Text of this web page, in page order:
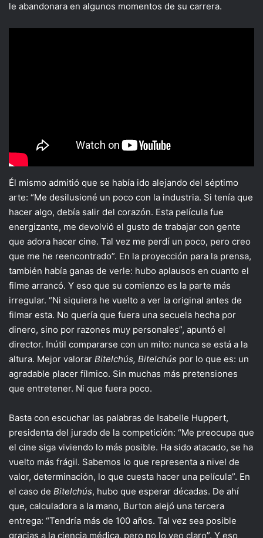
le abandonara en algunos momentos de su carrera.
Él mismo admitió que se había ido alejando del séptimo
arte: “Me desilusioné un poco con la industria. Si tenía que
hacer algo, debía salir del corazón. Esta película fue
energizante, me devolvió el gusto de trabajar con gente
que adora hacer cine. Tal vez me perdí un poco, pero creo
que me he reencontrado”. En la proyección para la prensa,
también había ganas de verle: hubo aplausos en cuanto el
filme arrancó. Y eso que su comienzo es la parte más
irregular. “Ni siquiera he vuelto a ver la original antes de
filmar esta. No quería que fuera una secuela hecha por
dinero, sino por razones muy personales”, apuntó el
director. Inútil compararse con un mito: nunca se está a la
altura. Mejor valorar Bitelchús, Bitelchús por lo que es: un
agradable placer fílmico. Sin muchas más pretensiones
que entretener. Ni que fuera poco.
Basta con escuchar las palabras de Isabelle Huppert,
presidenta del jurado de la competición: “Me preocupa que
el cine siga viviendo lo más posible. Ha sido atacado, se ha
vuelto más frágil. Sabemos lo que representa a nivel de
valor, determinación, lo que cuesta hacer una película”. En
el caso de Bitelchús, hubo que esperar décadas. De ahí
que, calculadora a la mano, Burton alejó una tercera
entrega: “Tendría más de 100 años. Tal vez sea posible
gracias a la ciencia médica, pero no lo veo claro”. Y eso